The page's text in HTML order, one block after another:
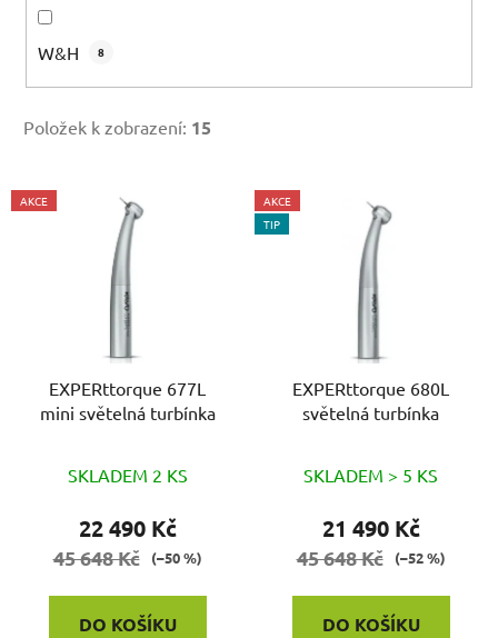
W&H 8
Položek k zobrazení: 15
V
ý
AKCE
EXPERttorque 677L
mini světelná turbínka
SKLADEM 2 KS
22 490 Kč
45 648 Kč (–50 %)
DO KOŠÍKU
AKCE
TIP
EXPERttorque 680L
světelná turbínka
SKLADEM > 5 KS
21 490 Kč
45 648 Kč (–52 %)
DO KOŠÍKU